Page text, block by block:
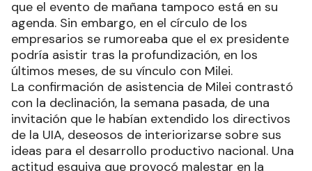
que el evento de mañana tampoco está en su
agenda. Sin embargo, en el círculo de los
empresarios se rumoreaba que el ex presidente
podría asistir tras la profundización, en los
últimos meses, de su vínculo con Milei.
La confirmación de asistencia de Milei contrastó
con la declinación, la semana pasada, de una
invitación que le habían extendido los directivos
de la UIA, deseosos de interiorizarse sobre sus
ideas para el desarrollo productivo nacional. Una
actitud esquiva que provocó malestar en la